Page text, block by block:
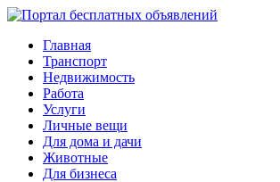
Главная
Транспорт
Недвижимость
Работа
Услуги
Личные вещи
Для дома и дачи
Животные
Для бизнеса